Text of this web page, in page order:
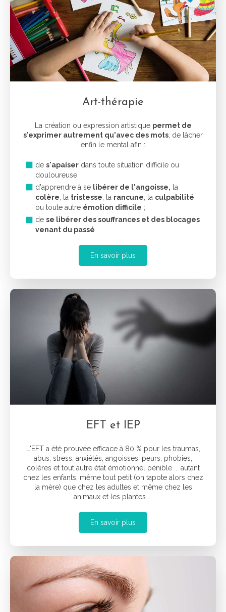
Art-thérapie
La création ou expression artistique permet de
s'exprimer autrement qu'avec des mots , de lâcher
enfin le mental afin :
des'apaiser dans toute situation difficile ou
douloureuse
d'apprendre à se libérer de l'angoisse, la
colère , la tristesse , la rancune , la culpabilité
ou toute autre émotion difficile ;
dese libérer des souffrances et des blocages
venant du passé
En savoir plus
EFT et IEP
L'EFT a été prouvée efficace à 80 % pour les traumas,
abus, stress, anxiétés, angoisses, peurs, phobies,
colères et tout autre état émotionnel pénible ... autant
chez les enfants, même tout petit (on tapote alors chez
la mère) que chez les adultes et même chez les
animaux et les plantes...
En savoir plus